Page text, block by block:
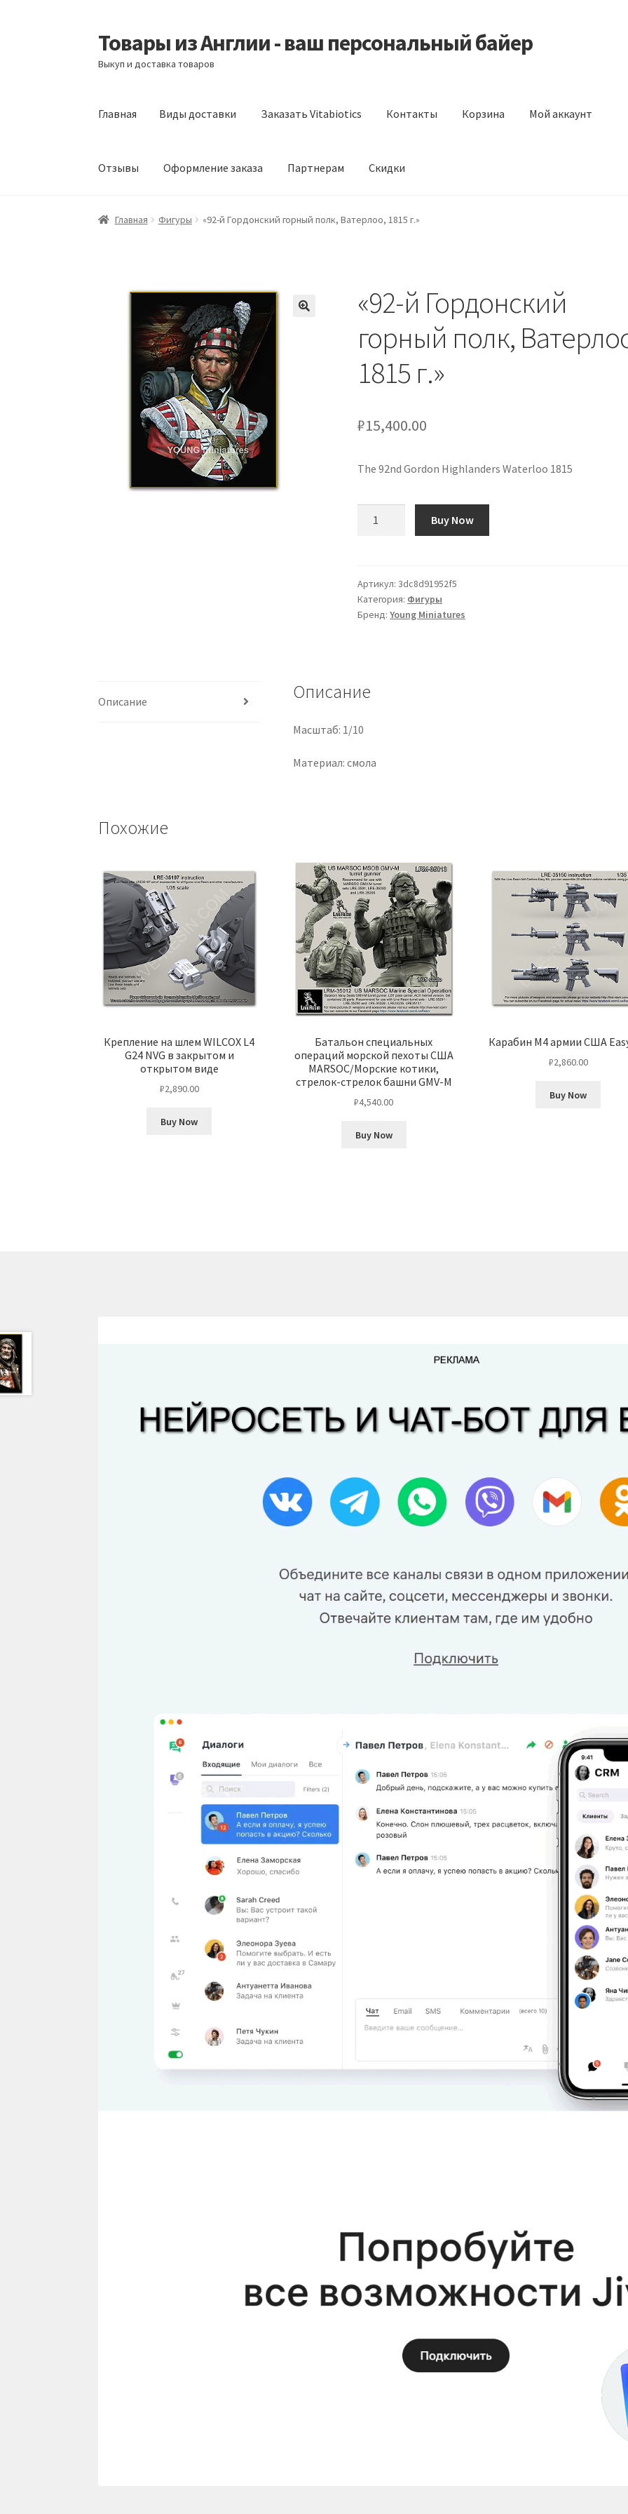
Перейти
к
навигации
Перейти
к
содержимому
Товары из Англии - ваш персональный байер
Выкуп и доставка товаров
Главная Виды доставки Заказать Vitabiotics Контакты Корзина Мой аккаунт
Отзывы Оформление заказа Партнерам Скидки
Главная Виды доставки Заказать Vitabiotics Контакты Корзина
Главная Фигуры «92-й Гордонский горный полк, Ватерлоо, 1815 г.»
«92-й Гордонский
горный полк,
1815 г.»
₽15,400.00
The 92nd Gordon Highlanders Waterloo 1815
Гордонский
горный
полк,
Buy Now
Артикул:3dc8d91952f5
Категория: Фигуры
Бренд:Young Miniatures
Описание Описание
Масштаб: 1/10
Материал: смола
Похожие
Крепление на шлем WILCOX L4
G24 NVG в закрытом и
открытом виде
₽2,890.00
Buy Now
Батальон специальных
операций морской пехоты США
MARSOC/Морские котики,
стрелок-стрелок башни GMV-M
₽4,540.00
Buy Now
Карабин М4 армии США
₽2,860.00
Buy Now